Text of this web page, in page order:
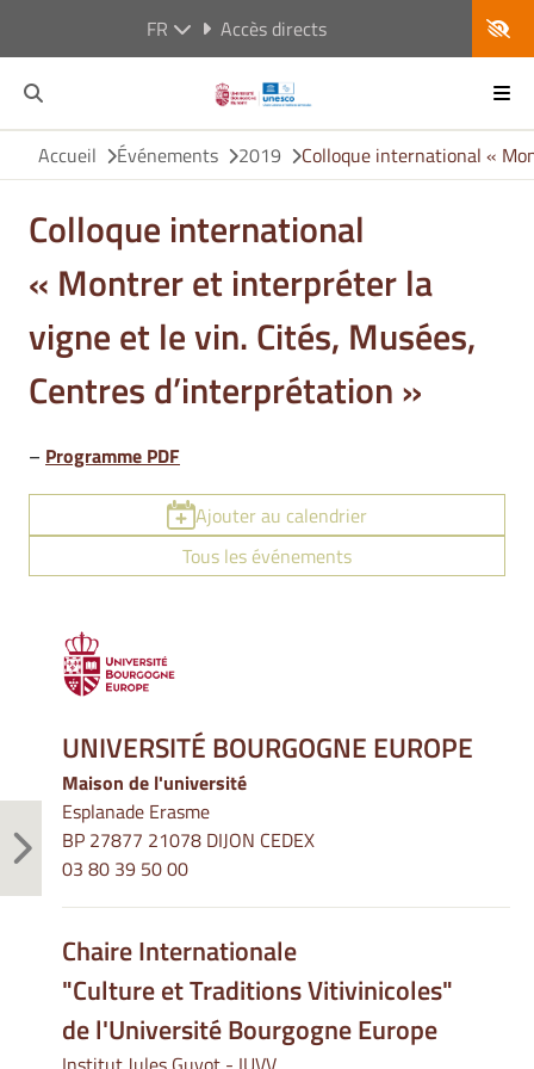
FR Accès directs
Accueil Événements 2019 Colloque international «
Colloque international
« Montrer et interpréter la
vigne et le vin. Cités, Musées,
Centres d’interprétation »
– Programme PDF
Ajouter au calendrier
Tous les événements
UNIVERSITÉ BOURGOGNE EUROPE
Maison de l'université
Esplanade Erasme
BP 27877 21078 DIJON CEDEX
03 80 39 50 00
Chaire Internationale
"Culture et Traditions Vitivinicoles"
de l'Université Bourgogne Europe